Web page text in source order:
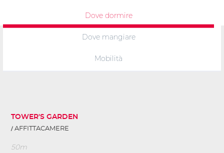
Dove dormire
Dove mangiare
Mobilità
TOWER'S GARDEN
AFFITTACAMERE
50m